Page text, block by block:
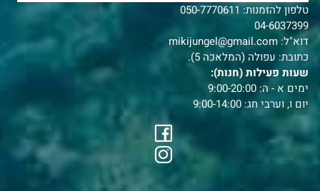
טלפון להזמנות:050-7770611
04-6037399
דוא"ל: mikijungel@gmail.com
כתובת: עפולה (המלאכה 5).
שעות פעילות (חנות):
ימים א - ה: 9:00-20:00
יום ו, וערבי חג: 9:00-14:00